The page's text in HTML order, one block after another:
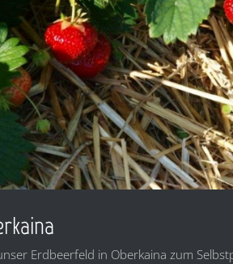
Erdbeerfeld in Oberkaina zum